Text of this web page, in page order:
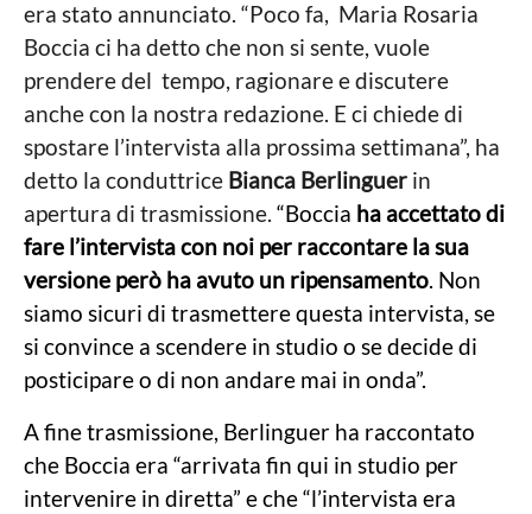
era stato annunciato. “Poco fa, Maria Rosaria
Boccia ci ha detto che non si sente, vuole
prendere del tempo, ragionare e discutere
anche con la nostra redazione. E ci chiede di
spostare l’intervista alla prossima settimana”, ha
detto la conduttrice Bianca Berlinguer in
apertura di trasmissione. “Boccia ha accettato di
fare l’intervista con noi per raccontare la sua
versione però ha avuto un ripensamento. Non
siamo sicuri di trasmettere questa intervista, se
si convince a scendere in studio o se decide di
posticipare o di non andare mai in onda”.
A fine trasmissione, Berlinguer ha raccontato
che Boccia era “arrivata fin qui in studio per
intervenire in diretta” e che “l’intervista era